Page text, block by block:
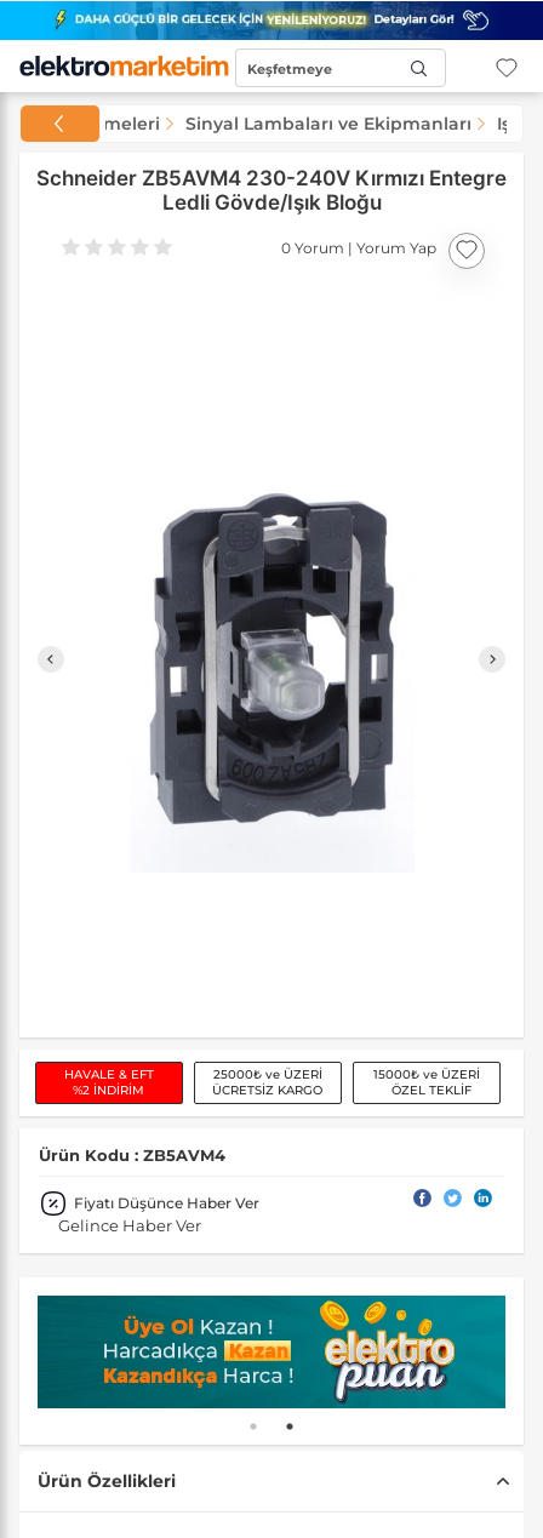
Keşfetmeye
Şalt Malzemeleri Sinyal Lambaları ve Ekipmanları Işık
Schneider ZB5AVM4 230-240V Kırmızı Entegre
Ledli Gövde/Işık Bloğu
0 Yorum | Yorum Yap
HAVALE & EFT
%2 İNDİRİM
25000₺ ve ÜZERİ
ÜCRETSİZ KARGO
15000₺ ve ÜZERİ
ÖZEL TEKLİF
Ürün Kodu : ZB5AVM4
Fiyatı Düşünce Haber Ver
Gelince Haber Ver
Ürün Özellikleri